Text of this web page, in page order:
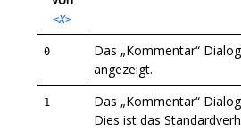
<X>
0
Das „Kommentar“
angezeigt.
1
Das „Kommentar“
Dies ist das